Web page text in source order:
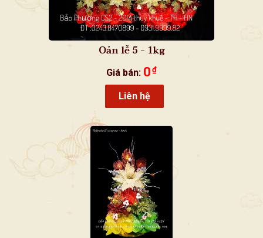
Oản lễ 5 - 1kg
Giá bán: 0 ₫
Liên hệ